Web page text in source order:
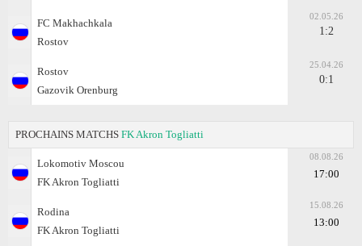
FC Makhachkala
Rostov
02.05.26
1:2
Rostov
Gazovik Orenburg
25.04.26
0:1
PROCHAINS MATCHS FK Akron Togliatti
Lokomotiv Moscou
FK Akron Togliatti
08.08.26
17:00
Rodina
FK Akron Togliatti
15.08.26
13:00